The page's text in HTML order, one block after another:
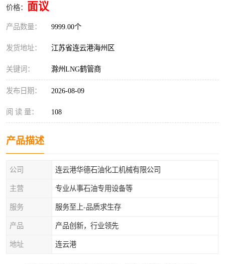
价格： 面议
产品数量： 9999.00个
发货地址： 江苏省连云港海州区
关键词： 滁州LNG鹤管商
发布日期： 2026-08-09
阅 读 量： 108
产品描述
公司 连云港华德石油化工机械有限公司
主营 专业从事石油专用设备等
服务 服务至上-品质求生存
产品 产品创新，行业领先
地址 连云港